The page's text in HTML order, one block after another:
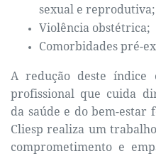
sexual e reprodutiva;
Violência obstétrica;
Comorbidades pré-
A redução deste índice
profissional que cuida
da saúde e do bem-estar
Cliesp realiza um
comprometimento e